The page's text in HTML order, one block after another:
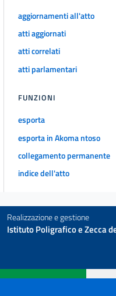
aggiornamenti all'atto
atti aggiornati
atti correlati
atti parlamentari
FUNZIONI
esporta
esporta in Akoma ntoso
collegamento permanente
indice dell'atto
Realizzazione e gestione
Istituto Poligrafico e Zecca